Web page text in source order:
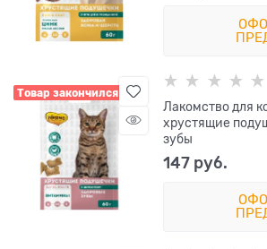
Товар закончился
Лакомство для
хрустящие
зубы
147 руб.